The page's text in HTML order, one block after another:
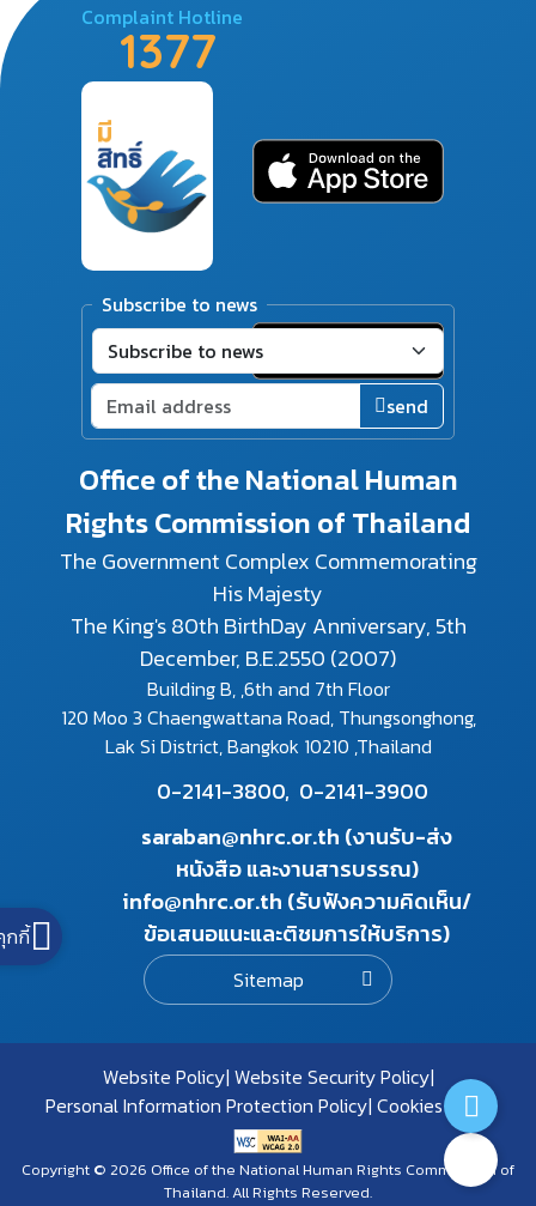
Office of the National Human
Rights Commission of Thailand
The Government Complex Commemorating
His Majesty
The King's 80th BirthDay Anniversary, 5th
December, B.E.2550 (2007)
Building B, ,6th and 7th Floor
120 Moo 3 Chaengwattana Road, Thungsonghong,
Lak Si District, Bangkok 10210 ,Thailand
0-2141-3800, 0-2141-3900
saraban@nhrc.or.th (งานรับ-ส่ง
หนังสือ และงานสารบรรณ)
info@nhrc.or.th (รับฟังความคิดเห็น/
ข้อเสนอแนะและติชมการให้บริการ)
Sitemap
Complaint Hotline
1377
Subscribe to news
send
Website Policy Website Security Policy
Personal Information Protection Policy Cookies Policy
Copyright © 2026 Office of the National Human Rights Commission of
Thailand. All Rights Reserved.
กกี้